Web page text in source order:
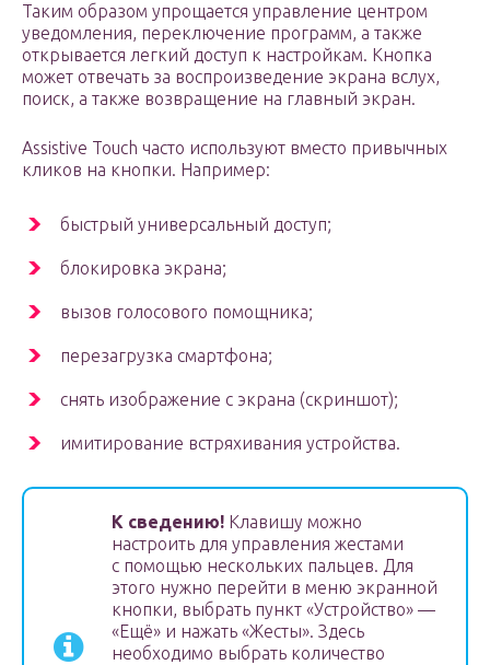
Таким образом упрощается управление центром
уведомления, переключение программ, а также
открывается легкий доступ к настройкам. Кнопка
может отвечать за воспроизведение экрана вслух,
поиск, а также возвращение на главный экран.
Assistive Touch часто используют вместо привычных
кликов на кнопки. Например:
быстрый универсальный доступ;
блокировка экрана;
вызов голосового помощника;
перезагрузка смартфона;
снять изображение с экрана (скриншот);
имитирование встряхивания устройства.
К сведению! Клавишу можно
настроить для управления жестами
с помощью нескольких пальцев. Для
этого нужно перейти в меню экранной
кнопки, выбрать пункт «Устройство» —
«Ещё» и нажать «Жесты». Здесь
необходимо выбрать количество